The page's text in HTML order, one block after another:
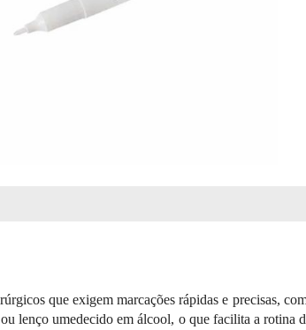
que exigem marcações rápidas e precisas,
lenço umedecido em álcool, o que facilita a rotina